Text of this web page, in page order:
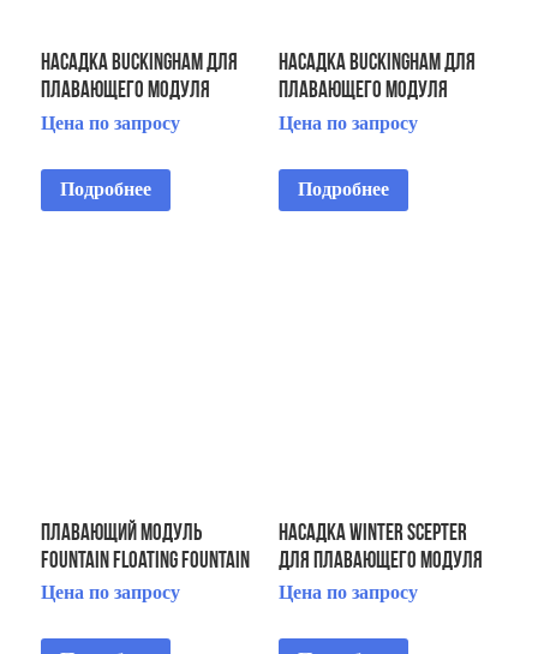
Насадка Buckingham для
плавающего модуля
Fountain Floating Fountain
Цена по запросу
Подробнее
Насадка Buckingham для
плавающего модуля
Fountain Floating Fountain
Цена по запросу
Подробнее
Плавающий модуль
Fountain Floating Fountain
Horizontal 2 HP
Цена по запросу
Насадка Winter Scepter
для плавающего модуля
Floating Display Aerator 5
Цена по запросу